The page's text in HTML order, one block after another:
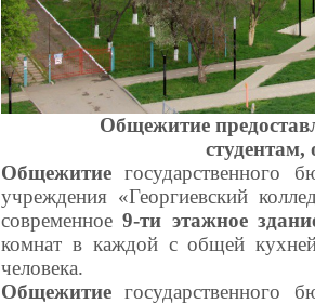
Общежитие
студентам,
Общежитие государственного
учреждения «Георгиевский
современное9-ти этажное
комнат в каждой с общей
человека.
Общежитие государственного